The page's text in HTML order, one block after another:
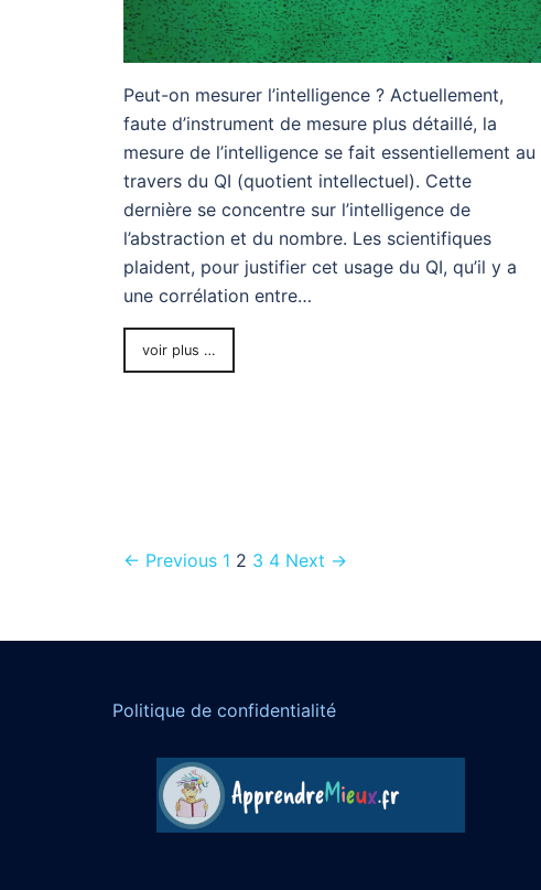
Peut-on mesurer l’intelligence ? Actuellement,
faute d’instrument de mesure plus détaillé, la
mesure de l’intelligence se fait essentiellement au
travers du QI (quotient intellectuel). Cette
dernière se concentre sur l’intelligence de
l’abstraction et du nombre. Les scientifiques
plaident, pour justifier cet usage du QI, qu’il y a
une corrélation entre…
voir plus …
← Previous 1 2 3 4 Next →
Politique de confidentialité